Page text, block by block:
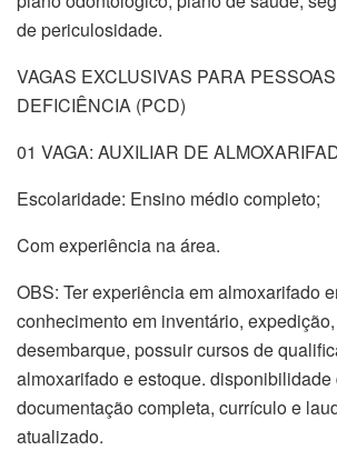
de periculosidade.
VAGAS EXCLUSIVAS PARA
DEFICIÊNCIA (PCD)
01 VAGA: AUXILIAR DE
Escolaridade: Ensino médio completo;
Com experiência na área.
OBS: Ter experiência em almoxarifado
conhecimento em inventário,
desembarque, possuir cursos de
almoxarifado e estoque. disponibilidade
documentação completa, currículo e
atualizado.